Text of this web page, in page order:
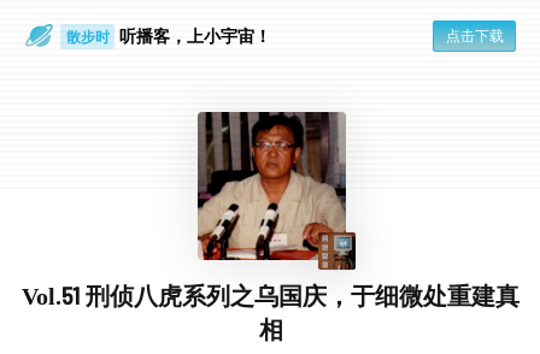
散步时 听播客，上小宇宙！ 点击下载
Vol.51 刑侦八虎系列之乌国庆，于细微处重建真
相